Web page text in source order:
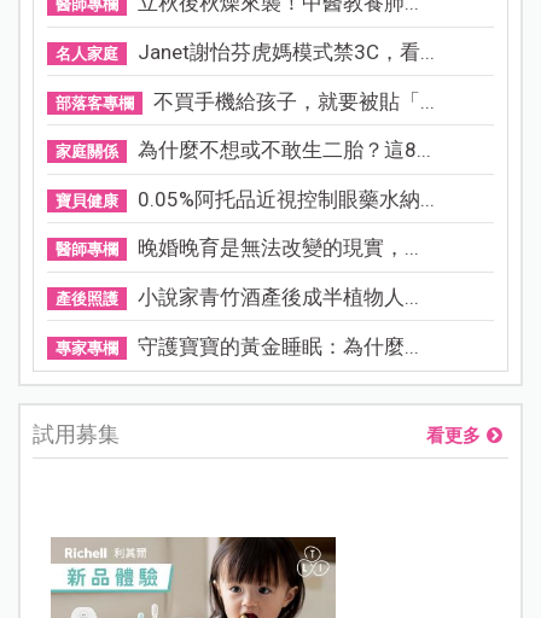
醫師專欄
名人家庭 Janet謝怡芬虎媽模式禁3C，看...
部落客專欄 不買手機給孩子，就要被貼「...
家庭關係 為什麼不想或不敢生二胎？這8...
寶貝健康 0.05%阿托品近視控制眼藥水納...
醫師專欄 晚婚晚育是無法改變的現實，...
產後照護 小說家青竹酒產後成半植物人...
專家專欄 守護寶寶的黃金睡眠：為什麼...
試用募集 看更多